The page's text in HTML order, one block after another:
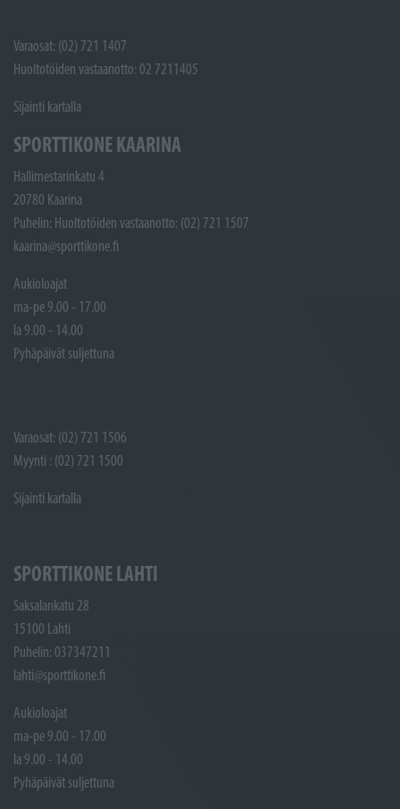
Varaosat: (02) 721 1407
Huoltotöiden vastaanotto: 02 7211405
Sijainti kartalla
SPORTTIKONE KAARINA
Hallimestarinkatu 4
20780 Kaarina
Puhelin: Huoltotöiden vastaanotto: (02) 721 1507
kaarina@sporttikone.fi
Aukioloajat
ma-pe 9.00 - 17.00
la 9.00 - 14.00
Pyhäpäivät suljettuna
Varaosat: (02) 721 1506
Myynti : (02) 721 1500
Sijainti kartalla
SPORTTIKONE LAHTI
Saksalankatu 28
15100 Lahti
Puhelin: 037347211
lahti@sporttikone.fi
Aukioloajat
ma-pe 9.00 - 17.00
la 9.00 - 14.00
Pyhäpäivät suljettuna